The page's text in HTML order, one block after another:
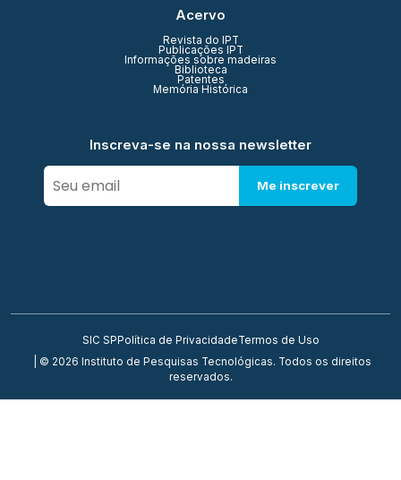
Acervo
Revista do IPT
Publicações IPT
Informações sobre madeiras
Biblioteca
Patentes
Memória Histórica
Inscreva-se na nossa newsletter
Me inscrever
SIC SP Política de PrivacidadeTermos de Uso
| © 2026 Instituto de Pesquisas Tecnológicas. Todos os direitos
reservados.